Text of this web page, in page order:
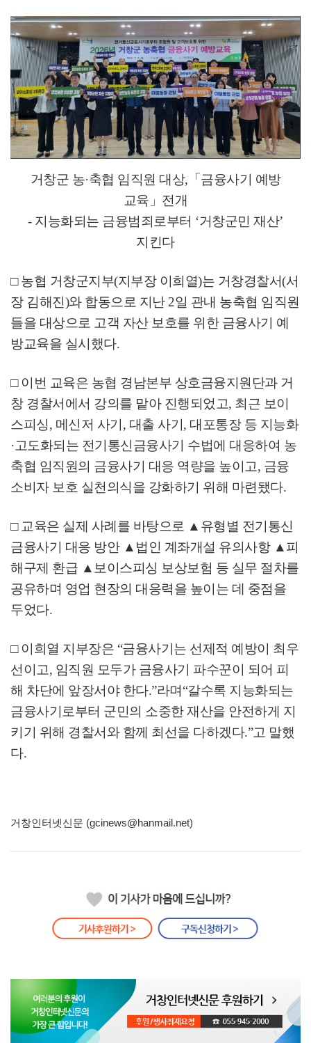
거창군 농·축협 임직원 대상, 「 금융사기 예방
교육 」 전개
- 지능화되는 금융범죄로부터 ‘거창군민 재산’
지킨다
□농협 거창군지부(지부장 이희열)는 거창경찰서(서
장 김해진)와 합동으로 지난 2일 관내 농축협 임직원
들을 대상으로 고객 자산 보호를 위한 금융사기 예
방교육을 실시했다.
□ 이번 교육은 농협 경남본부 상호금융지원단과 거
창 경찰서에서 강의를 맡아 진행되었고, 최근 보이
스피싱, 메신저 사기 , 대출 사기 , 대포통장 등 지능화
·고도화되는 전기통신금융사기 수법에 대응하여 농
축협 임직원의 금융사기 대응 역량을 높이고, 금융
소비자 보호 실천의식을 강화하기 위해 마련됐다.
□ 교육은 실제 사례를 바탕으로 ▲ 유형별 전기통신
금융사기 대응 방안 ▲ 법인 계좌개설 유의사항 ▲피
해구제 환급 ▲ 보이스피싱 보상보험 등 실무 절차를
공유하며 영업 현장의 대응력을 높이는 데 중점을
두었다.
□ 이희열 지부장은 “금융사기는 선제적 예방이 최우
선이고, 임직원 모두가 금융사기 파수꾼이 되어 피
해 차단에 앞장서야 한다.”라며 “갈수록 지능화되는
금융사기로부터 군민의 소중한 재산을 안전하게 지
키기 위해 경찰서와 함께 최선을 다하겠다.”고 말했
다.
거창인터넷신문 (gcinews@hanmail.net)